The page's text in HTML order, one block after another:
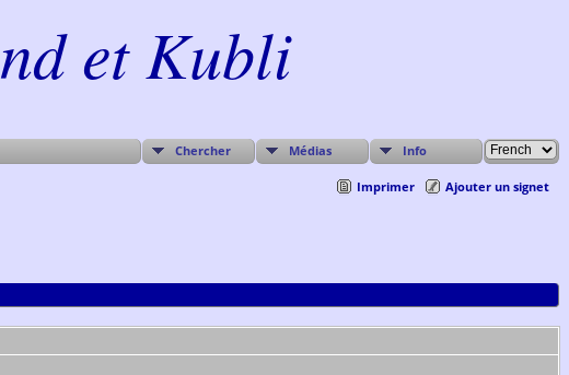
et Kubli
Chercher Médias Info
Imprimer Ajouter un signet